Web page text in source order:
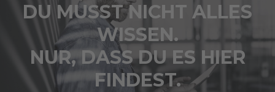
DU MUSST NICHT ALLES
WISSEN.
NUR, DASS DU ES HIER
FINDEST.